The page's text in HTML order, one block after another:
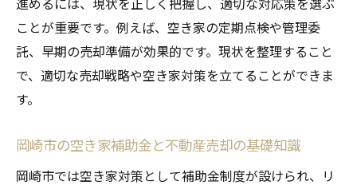
補助金制度を活用した岡崎市の空家対策術
岡崎市空き家補助金と不動産売却の賢い使
い方
空き家対策で利用したい岡崎市の補助金の
特徴
ことが重要です。例えば、空き家の定期点検や管理委
託、早期の売却準備が効果的です。現状を整理すること
で、適切な売却戦略や空き家対策を立てることができま
す。
岡崎市の空き家補助金と不動産売却の基礎知識
岡崎市では空き家対策として補助金制度が設けられ、リ